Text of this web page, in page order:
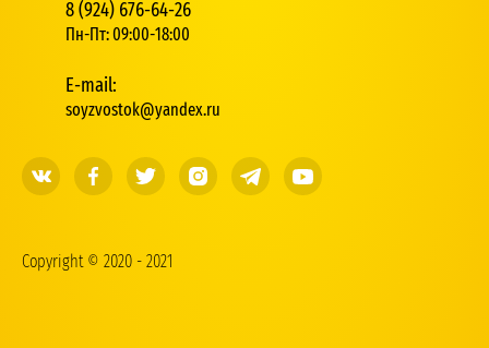
8 (924) 676-64-26
Пн-Пт: 09:00-18:00
E-mail:
soyzvostok@yandex.ru
Copyright © 2020 - 2021